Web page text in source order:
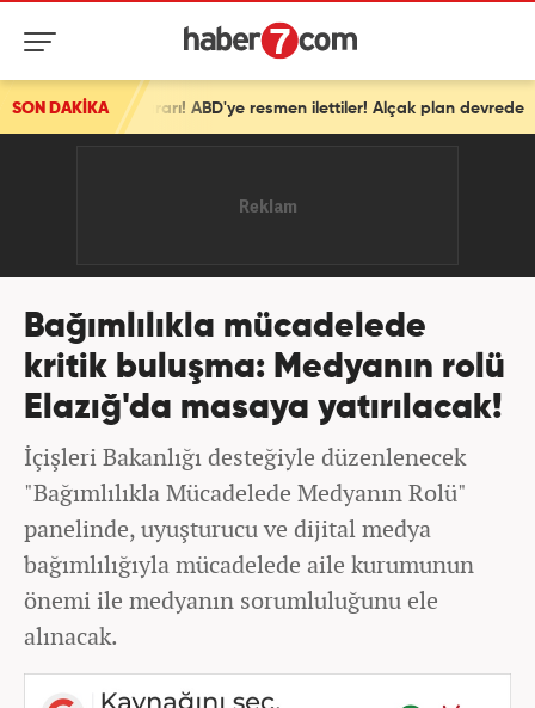
SON DAKİKA
ABD'ye resmen ilettiler! Alçak plan devrede
Bağımlılıkla mücadelede
kritik buluşma: Medyanın rolü
Elazığ'da masaya yatırılacak!
İçişleri Bakanlığı desteğiyle düzenlenecek
"Bağımlılıkla Mücadelede Medyanın Rolü"
panelinde, uyuşturucu ve dijital medya
bağımlılığıyla mücadelede aile kurumunun
önemi ile medyanın sorumluluğunu ele
alınacak.